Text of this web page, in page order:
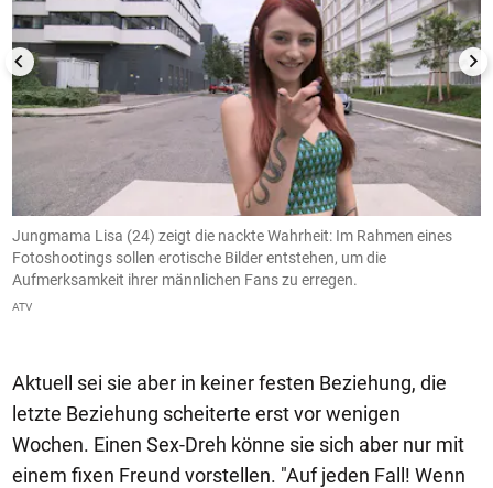
Jungmama Lisa (24) zeigt die nackte Wahrheit: Im Rahmen eines
Fotoshootings sollen erotische Bilder entstehen, um die
Aufmerksamkeit ihrer männlichen Fans zu erregen.
ATV
Aktuell sei sie aber in keiner festen Beziehung, die
letzte Beziehung scheiterte erst vor wenigen
Wochen. Einen Sex-Dreh könne sie sich aber nur mit
einem fixen Freund vorstellen. "Auf jeden Fall! Wenn